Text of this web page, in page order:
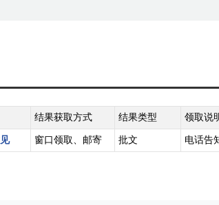
结果获取方式 结果类型 领取说
窗口领取、邮寄 批文 电话告